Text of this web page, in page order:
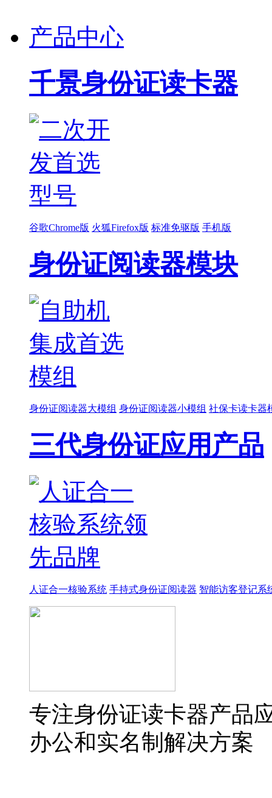
产品中心
千景身份证读卡器
谷歌Chrome版 火狐Firefox版 标准免驱版 手机版
身份证阅读器模块
身份证阅读器大模组 身份证阅读器小模组 社保卡读卡器
三代身份证应用产品
人证合一核验系统 手持式身份证阅读器 智能访客登记系
专注身份证读卡器产品
办公和实名制解决方案